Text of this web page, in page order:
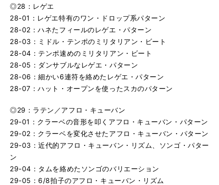
◎28：レゲエ
28-01：レゲエ特有のワン・ドロップ系パターン
28-02：ハネたフィールのレゲエ・パターン
28-03：ミドル・テンポのミリタリアン・ビート
28-04：テンポ速めのミリタリアン・ビート
28-05：ダンサブルなレゲエ・パターン
28-06：細かい6連符を絡めたレゲエ・パターン
28-07：ハット・オープンを使ったスカのパターン
◎29：ラテン／アフロ・キューバン
29-01：クラーベの音形を叩くアフロ・キューバン・パターン
29-02：クラーベを変化させたアフロ・キューバン・パターン
29-03：近代的アフロ・キューバン・リズム、ソンゴ・パター
ン
29-04：タムを絡めたソンゴのバリエーション
29-05：6/8拍子のアフロ・キューバン・リズム